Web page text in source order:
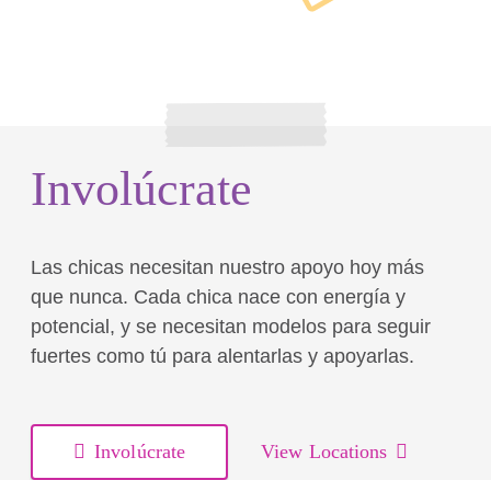
Involúcrate
Las chicas necesitan nuestro apoyo hoy más
que nunca. Cada chica nace con energía y
potencial, y se necesitan modelos para seguir
fuertes como tú para alentarlas y apoyarlas.
Involúcrate View Locations